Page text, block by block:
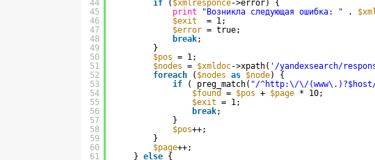
44
45
46
47
48
49
50
51
52
53
54
55
56
57
58
59
60
61
if
( $xmlresponce->error) {
print
"Возникла следующая ошибка: " .
$exit
= 1;
$error = true;
break;
}
$pos = 1;
$nodes = $xmldoc->xpath( '/yandexsearch/
foreach
( $nodes as $node) {
if
( preg_match( "/^http:\/\/
$found
= $pos + $page * 10;
$exit = 1;
break;
}
$pos++;
}
$page++;
} else {